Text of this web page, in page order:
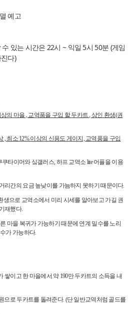
예고
있는 시간은 22시 ~ 익일 5시 50분 (게임
다)
의 마을 , 교역품을 구입 할 두카트 , 상인 환생(권
, 최소 12% 이상의 신용도 게이지, 교역품을 구입
타이머와 싴갤러스, 하프 교역소 lite 어플을 이용
리간의 요금 높낮이를 가늠하지 못하기 때문이다.
생으로 교역소에서 미리 시세를 알아보고 가길 권
재했다.
마을 복귀가 가능하기 때문에 연계 밀수를 노리
가 가능하다.
쌓이고 한 마을에서 약 190만 두카트의 소득을 내
으로 두카트를 돌려준다. (단 일반교역처럼 골드를